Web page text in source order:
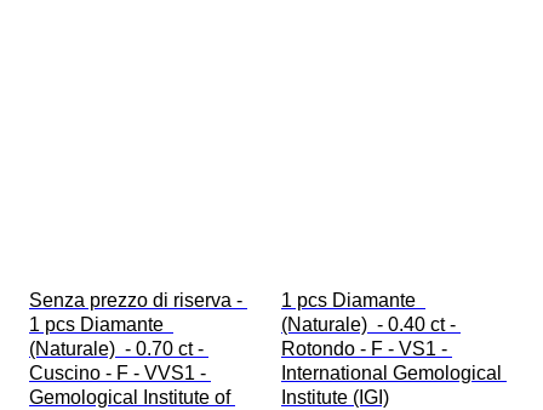
Senza prezzo di riserva -
1 pcs Diamante
(Naturale)  - 0.70 ct -
Cuscino - F - VVS1 -
Gemological Institute of
1 pcs Diamante
(Naturale)  - 0.40 ct -
Rotondo - F - VS1 -
International Gemological
Institute (IGI)